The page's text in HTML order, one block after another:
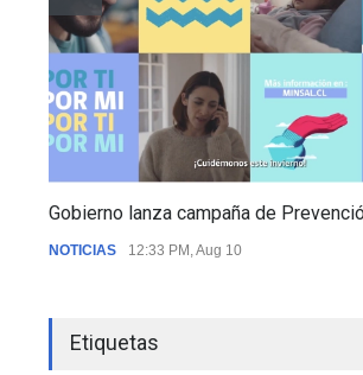
Gobierno lanza campaña de
NOTICIAS 12:33 PM, Aug 10
Etiquetas